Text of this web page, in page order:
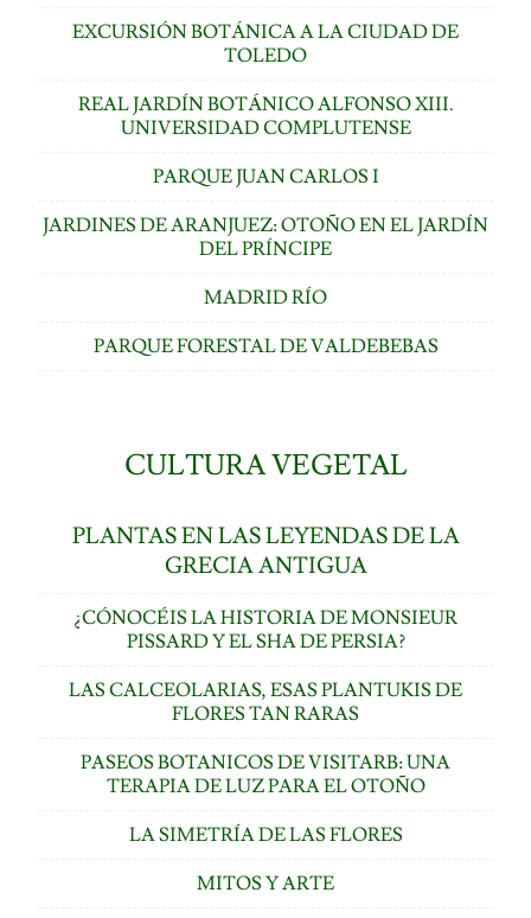
EXCURSIÓN BOTÁNICA A LA CIUDAD DE
TOLEDO
REAL JARDÍN BOTÁNICO ALFONSO XIII.
UNIVERSIDAD COMPLUTENSE
PARQUE JUAN CARLOS I
JARDINES DE ARANJUEZ: OTOÑO EN EL JARDÍN
DEL PRÍNCIPE
MADRID RÍO
PARQUE FORESTAL DE VALDEBEBAS
CULTURA VEGETAL
PLANTAS EN LAS LEYENDAS DE LA
GRECIA ANTIGUA
¿CÓNOCÉIS LA HISTORIA DE MONSIEUR
PISSARD Y EL SHA DE PERSIA?
LAS CALCEOLARIAS, ESAS PLANTUKIS DE
FLORES TAN RARAS
PASEOS BOTANICOS DE VISITARB: UNA
TERAPIA DE LUZ PARA EL OTOÑO
LA SIMETRÍA DE LAS FLORES
MITOS Y ARTE